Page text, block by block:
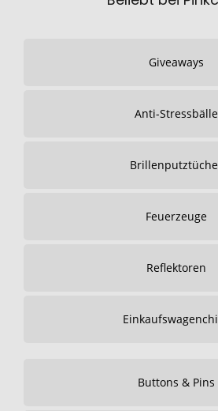
Giveaways
Anti-Stressbälle
Feuerzeuge
Reflektoren
Buttons & Pins